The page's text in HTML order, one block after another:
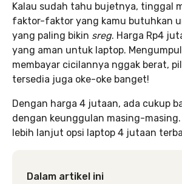
Kalau sudah tahu bujetnya, tinggal
faktor-faktor yang kamu butuhkan
yang paling bikin sreg. Harga Rp4
yang aman untuk laptop.
membayar cicilannya nggak berat,
tersedia juga oke-oke banget!
Dengan harga 4 jutaan, ada cukup
dengan keunggulan masing-
lebih lanjut opsi laptop 4 jutaan
Dalam artikel ini